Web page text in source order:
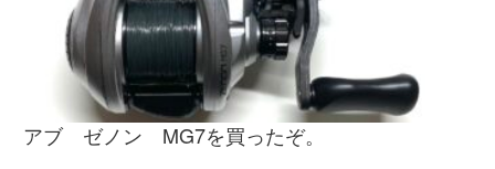
アブ ゼノン MG7を買ったぞ。